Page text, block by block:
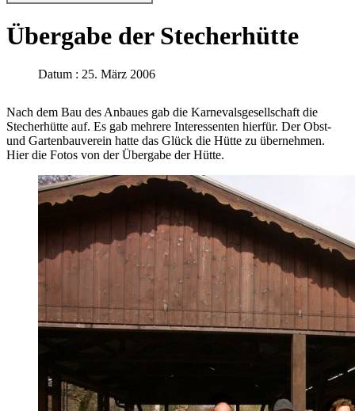
Übergabe der Stecherhütte
Datum : 25. März 2006
Nach dem Bau des Anbaues gab die Karnevalsgesellschaft die
Stecherhütte auf. Es gab mehrere Interessenten hierfür. Der Obst-
und Gartenbauverein hatte das Glück die Hütte zu übernehmen.
Hier die Fotos von der Übergabe der Hütte.